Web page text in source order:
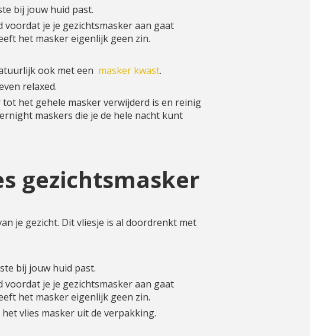
bij jouw huid past.
je je gezichtsmasker aan gaat
het masker eigenlijk geen zin.
ook met een masker kwast.
relaxed.
het gehele masker verwijderd is en reinig
maskers die je de hele nacht kunt
gezichtsmasker
je gezicht. Dit vliesje is al doordrenkt met
bij jouw huid past.
je je gezichtsmasker aan gaat
het masker eigenlijk geen zin.
vlies masker uit de verpakking.